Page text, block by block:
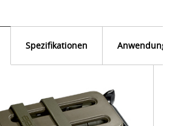
Spezifikationen